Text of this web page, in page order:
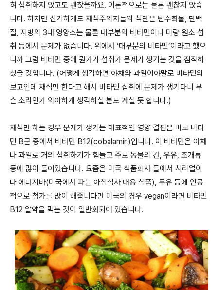
혀 섭취하지 않고도 괜찮을까요. 이론적으로는 물론 괜찮지 않습
니다. 하지만 신기하게도 채식주의자들의 식단은 탄수화물, 단백
질, 지방의 3대 영양소는 물론 대부분의 비타민이나 미량 원소 섭
취 등에서 문제가 없습니다. 위에서 ‘대부분의 비타민’이라고 했으
니까 그럼 비타민 중에 뭔가가 섭취가 문제가 생기는 것을 짐작하
셨을 것입니다. (어떻게 생각하면 야채와 과일이야말로 비타민의
보고인데 채식만 한다고 해서 비타민 섭취에 문제가 생기다니 무
슨 소리인가 의아하게 생각하실 분도 계실 듯 합니다.)
채식만 하는 경우 문제가 생기는 대표적인 영양 결핍은 바로 비타
민 B군 중에서 비타민 B12(cobalamin)입니다. 이 비타민은 야채
나 과일로 거의 섭취하기가 힘들고 주로 동물의 간, 우유, 조개류
등에 많이 들어있습니다. 요즘은 미국 식품회사 들에서 시리얼이
나 에너지바(미국에서 파는 아침식사 대용 식품), 두유 등에 인공
적으로 첨가를 많이 해줍니다만 미국의 경우 vegan이라면 비타민
B12 알약을 먹는 것이 일반화되어 있습니다.